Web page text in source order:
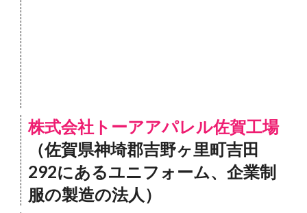
株式会社トーアアパレル佐賀工場
（佐賀県神埼郡吉野ヶ里町吉田
292にあるユニフォーム、企業制
服の製造の法人）